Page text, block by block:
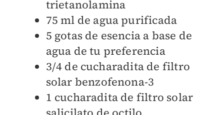
trietanolamina
75 ml de agua purificada
5 gotas de esencia a base de
agua de tu preferencia
3/4 de cucharadita de filtro
solar benzofenona-3
1 cucharadita de filtro solar